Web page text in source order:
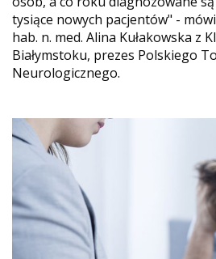
tysiące nowych pacjentów" -
hab. n. med. Alina Kułakowska z
Białymstoku, prezes Polskiego
Neurologicznego.